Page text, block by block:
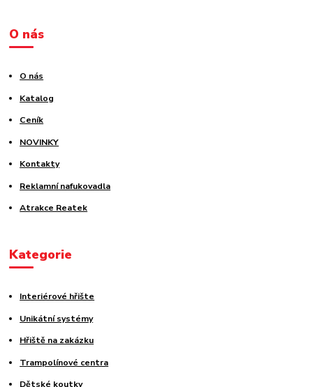
O nás
O nás
Katalog
Ceník
NOVINKY
Kontakty
Reklamní nafukovadla
Atrakce Reatek
Kategorie
Interiérové hřište
Unikátní systémy
Hřiště na zakázku
Trampolínové centra
Dětské koutky